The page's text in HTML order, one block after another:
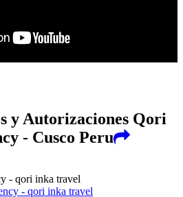
y Autorizaciones Qori
- Cusco Peru